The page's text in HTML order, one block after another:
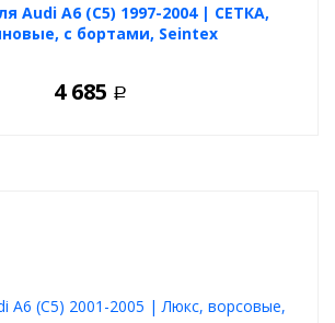
Audi A6 (C5) 1997-2004 | СЕТКА,
с бортами, Seintex
4 685 Р